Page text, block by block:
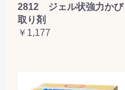
2812 ジェル状強力かび
取り剤
￥1,177